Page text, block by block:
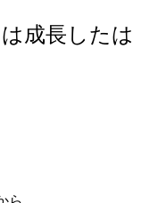
成長したは